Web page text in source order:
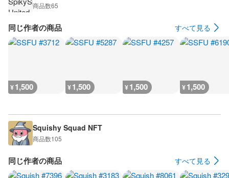
商品数65
同じ作者の商品 すべて見る
¥1,500 ¥1,500 ¥1,500 ¥1,500
Squishy Squad NFT
商品数105
同じ作者の商品 すべて見る